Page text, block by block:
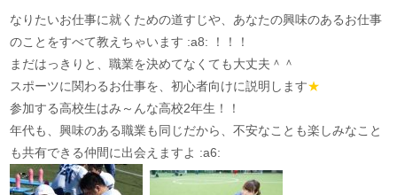
なりたいお仕事に就くための道すじや、あなたの興味のあるお仕事
のことをすべて教えちゃいます :a8: ！！！
まだはっきりと、職業を決めてなくても大丈夫＾＾
スポーツに関わるお仕事を、初心者向けに説明します★
参加する高校生はみ～んな高校2年生！！
年代も、興味のある職業も同じだから、不安なことも楽しみなこと
も共有できる仲間に出会えますよ :a6: